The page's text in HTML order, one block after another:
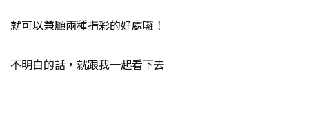
就可以兼顧兩種指彩的好處囉！
不明白的話，就跟我一起看下去